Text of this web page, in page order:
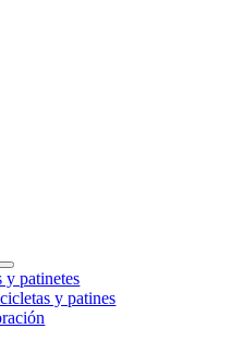
y patinetes
y patines